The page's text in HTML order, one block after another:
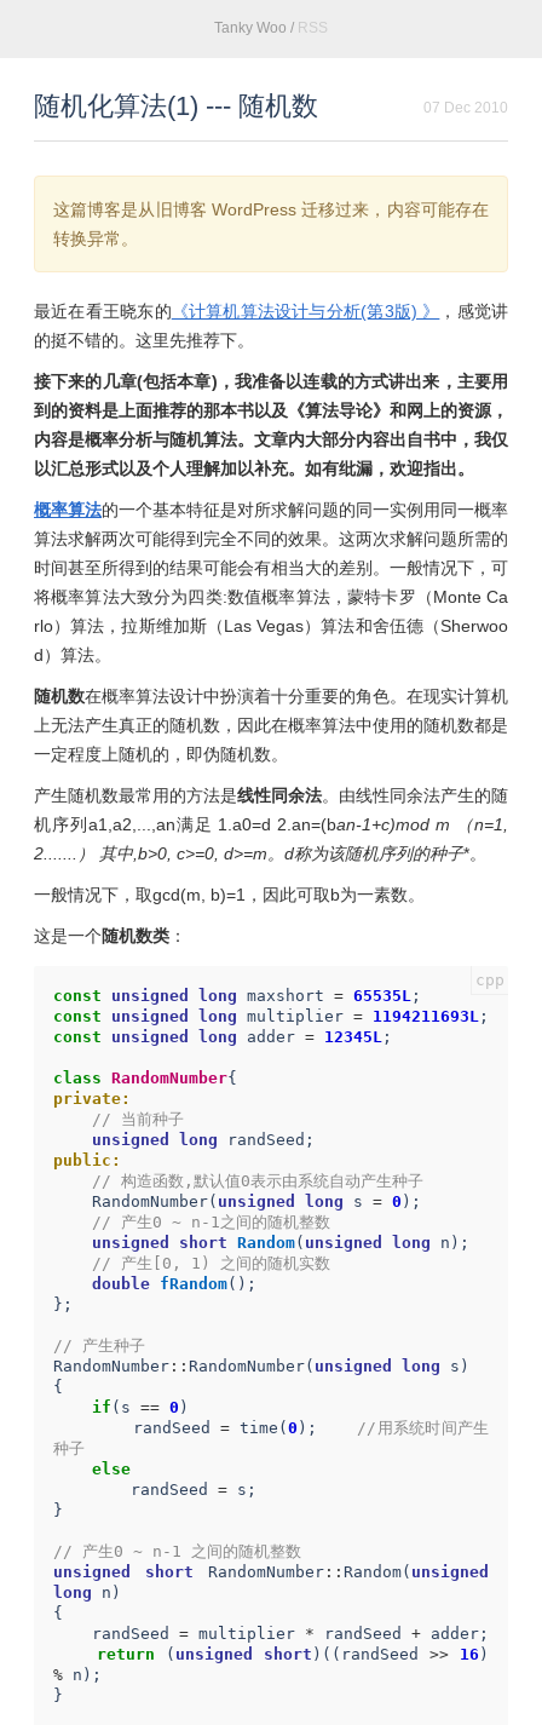
Tanky Woo / RSS
随机化算法(1) --- 随机数 07 Dec 2010
这篇博客是从旧博客 WordPress 迁移过来，内容可能存在
转换异常。
最近在看王晓东的 《计算机算法设计与分析(第3版) 》
，感觉讲
的挺不错的。这里先推荐下。
接下来的几章(包括本章)，我准备以连载的方式讲出来，主要用
到的资料是上面推荐的那本书以及《算法导论》和网上的资源，
内容是概率分析与随机算法。文章内大部分内容出自书中，我仅
以汇总形式以及个人理解加以补充。如有纰漏，欢迎指出。
概率算法的一个基本特征是对所求解问题的同一实例用同一概率
算法求解两次可能得到完全不同的效果。这两次求解问题所需的
时间甚至所得到的结果可能会有相当大的差别。一般情况下，可
将概率算法大致分为四类:数值概率算法，蒙特卡罗（Monte Ca
rlo）算法，拉斯维加斯（Las Vegas）算法和舍伍德（Sherwoo
d）算法。
随机数在概率算法设计中扮演着十分重要的角色。在现实计算机
上无法产生真正的随机数，因此在概率算法中使用的随机数都是
一定程度上随机的，即伪随机数。
产生随机数最常用的方法是线性同余法。由线性同余法产生的随
机序列a1,a2,...,an满足 1.a0=d 2.an=(ban-1+c)mod m （n=1,
2.......） 其中,b>0, c>=0, d>=m。d称为该随机序列的种子*。
一般情况下，取gcd(m, b)=1，因此可取b为一素数。
这是一个随机数类 ：
const unsigned long maxshort = 65535L ;
const
unsigned long multiplier = 1194211693L ;
const
unsigned long adder = 12345L ;
class RandomNumber{
private:
// 当前种子
unsigned
long randSeed ;
public:
// 构造函数,默认值0表示由系统自动产生种子
RandomNumber( unsigned long s = 0 );
// 产生0 ~ n-1之间的随机整数
unsigned
short Random( unsigned long n );
// 产生[0, 1) 之间的随机实数
double fRandom();
};
// 产生种子
RandomNumber :: RandomNumber( unsigned long s )
{
if ( s == 0 )
randSeed
= time (0 );
//用系统时间产生
种子
else
randSeed
= s ;
}
// 产生0 ~ n-1 之间的随机整数
unsigned
short RandomNumber :: Random( unsigned
long
n )
{
randSeed
= multiplier * randSeed + adder ;
return
( unsigned short )(( randSeed >> 16 )
% n );
}